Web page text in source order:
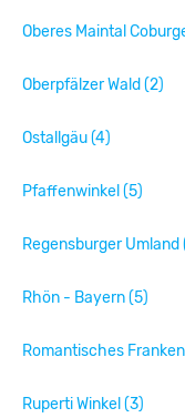
Oberes Maintal
Oberpfälzer Wald (2)
Ostallgäu (4)
Pfaffenwinkel (5)
Regensburger Umland
Rhön - Bayern (5)
Romantisches
Ruperti Winkel (3)